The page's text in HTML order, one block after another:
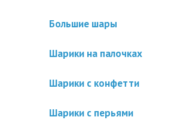
Большие шары
Шарики на палочках
Шарики с конфетти
Шарики с перьями